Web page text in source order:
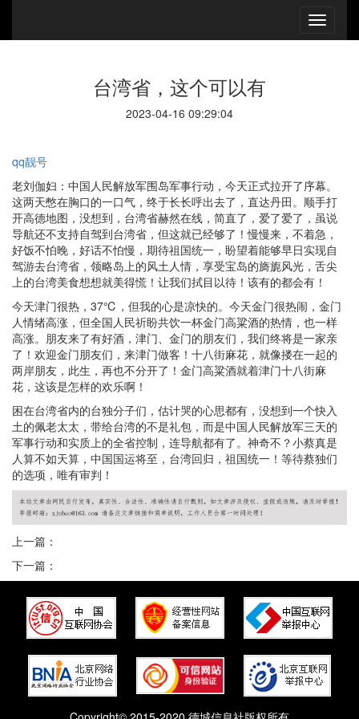
台湾省，这个可以有
2023-04-16 09:29:04
qq靓号
老刘伽妇：中国人民解放军围岛军事行动，今天正式拉开了序幕。
这两天憋在胸口的一口气，终于长长呼出去了，直达丹田。顺手打
开高德地图，没想到，台湾省赫然在线，简直了，爱了爱了，虽说
导航还不支持自驾到台湾省，但这就已经够了！慢慢来，不着急，
好饭不怕晚，好话不怕慢，期待祖国统一，盼望着能够早日实现自
驾游去台湾省，领略岛上的风土人情，享受宝岛的旖旎风光，舌尖
上的台湾美食想想就美得慌！让我们拭目以待！该有的都会有！
今天津门很热，37℃，但我的心是凉快的。今天金门很热闹，金门
人情绪高涨，但全国人民祈盼共饮一杯金门高粱酒的热情，也一样
高涨。朋友来了有好酒，津门、金门的朋友们，我们终将是一家亲
了！欢迎金门朋友们，来津门做客！十八街麻花，就像搂在一起的
两岸朋友，此生，再也不分开了！金门高粱酒就着津门十八街麻
花，这该是怎样的欢乐啊！
困在台湾省内的台独分子们，估计哭的心思都有，没想到一个快入
土的佩老太太，带给台湾的不是礼包，而是中国人民解放军三天的
军事行动和实质上的全省控制，连导航都有了。神奇不？小蔡真是
人算不如天算，中国国运将至，台湾回归，祖国统一！等待蔡独们
的选项，唯有审判！
上一篇：
下一篇：